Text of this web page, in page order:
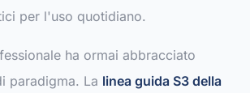
per l'uso quotidiano.
ha ormai abbracciato
paradigma. La linea guida S3 della